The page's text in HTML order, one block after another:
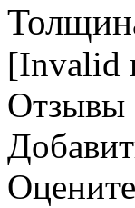
[Invalid
Отзывы